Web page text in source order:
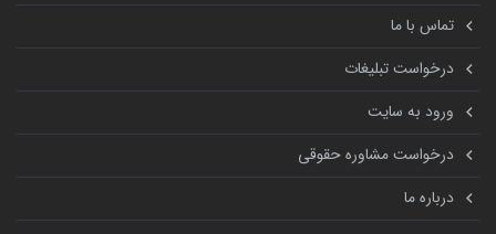
تماس با ما
درخواست تبلیغات
ورود به سایت
درخواست مشاوره حقوقی
درباره ما